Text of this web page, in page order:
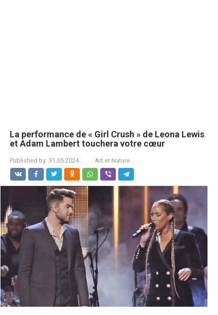
La performance de « Girl Crush » de Leona Lewis
et Adam Lambert touchera votre cœur
Published by: 31.05.2024 Art et Nature